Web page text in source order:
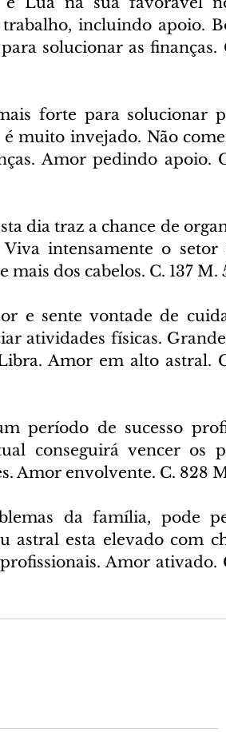
incluindo apoio.
solucionar as finanças.
forte para solucionar
muito invejado. Não
Amor pedindo apoio.
dia traz a chance de
intensamente o setor
dos cabelos. C. 137 M.
e sente vontade de
atividades físicas.
Amor em alto astral.
período de sucesso
conseguirá vencer os
Amor envolvente. C. 828
da família, pode
astral esta elevado com
Amor ativado.